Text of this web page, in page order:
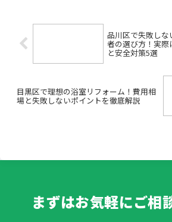
品川区で失敗し
者の選び方！実
と安全対策5選
目黒区で理想の浴室リフォーム！費用相
場と失敗しないポイントを徹底解説
まずはお気軽にご相